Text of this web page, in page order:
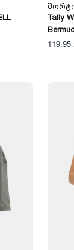
Tally
119,95